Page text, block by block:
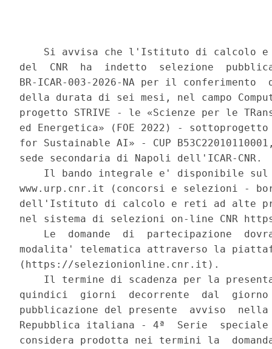
Si avvisa che l'Istituto di calcolo
del  CNR  ha  indetto  selezione
BR-ICAR-003-2026-NA per il
della durata di sei mesi, nel campo
progetto STRIVE - le «Scienze per le
ed Energetica» (FOE 2022) - sottoprogetto
for Sustainable AI» - CUP
sede secondaria di Napoli dell'ICAR-CNR.
Il bando integrale e' disponibile
www.urp.cnr.it (concorsi e selezioni -
dell'Istituto di calcolo e reti ad alte
nel sistema di selezioni on-line CNR
Le  domande  di  partecipazione
modalita' telematica attraverso la
(https://selezionionline.cnr.it).
Il termine di scadenza per la
quindici  giorni  decorrente  dal
pubblicazione del presente  avviso
Repubblica italiana - 4ª  Serie
considera prodotta nei termini la